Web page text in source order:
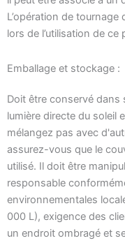
L’opération de tournage
lors de l’utilisation de ce
Emballage et stockage :
Doit être conservé dans
lumière directe du soleil
mélangez pas avec
assurez-vous que le
utilisé. Il doit être
responsable
environnementales
000 L), exigence des
un endroit ombragé et